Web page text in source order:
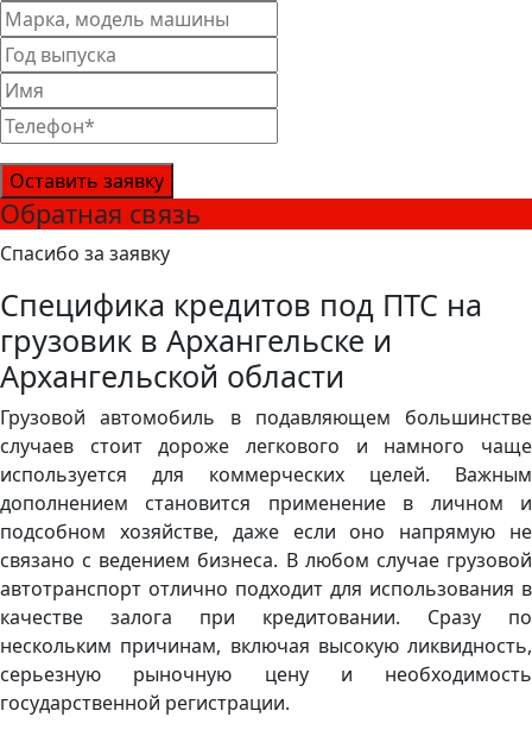
Оставить заявку
Обратная связь
Спасибо за заявку
Специфика кредитов под ПТС на
грузовик в Архангельске и
Архангельской области
Грузовой автомобиль в подавляющем большинстве
случаев стоит дороже легкового и намного чаще
используется для коммерческих целей. Важным
дополнением становится применение в личном и
подсобном хозяйстве, даже если оно напрямую не
связано с ведением бизнеса. В любом случае грузовой
автотранспорт отлично подходит для использования в
качестве залога при кредитовании. Сразу по
нескольким причинам, включая высокую ликвидность,
серьезную рыночную цену и необходимость
государственной регистрации.